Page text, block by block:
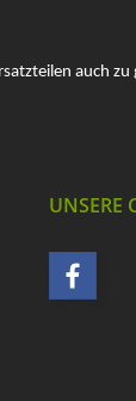
auch zu
UNSERE